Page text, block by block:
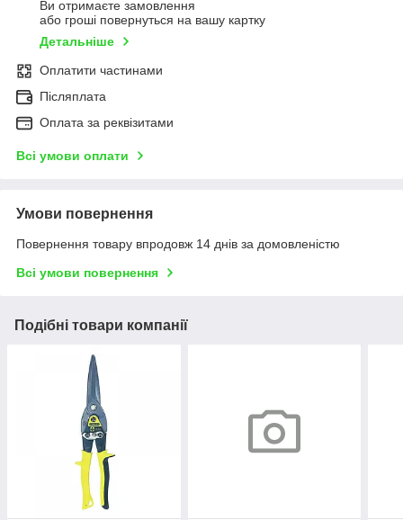
Ви отримаєте замовлення
або гроші повернуться на вашу картку
Детальніше
Оплатити частинами
Післяплата
Оплата за реквізитами
Всі умови оплати
Умови повернення
Повернення товару впродовж 14 днів за домовленістю
Всі умови повернення
Подібні товари компанії